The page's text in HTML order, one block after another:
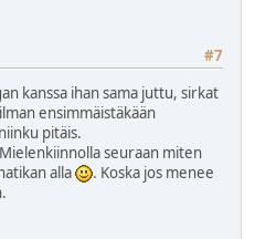
#7
kanssa ihan sama juttu, sirkat
ensimmäistäkään
pitäis.
seuraan miten
alla
. Koska jos menee